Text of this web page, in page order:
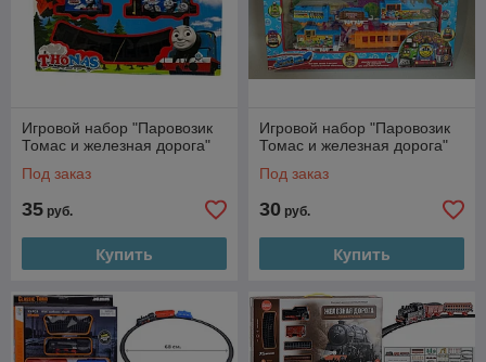
Игровой набор "Паровозик
Томас и железная дорога"
Под заказ
35 руб.
Купить
Игровой набор "Паровозик
Томас и железная дорога"
Под заказ
30 руб.
Купить